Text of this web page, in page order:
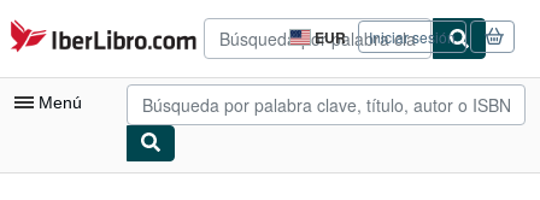
Pasar al contenido principal
IberLibro.com EUR
Preferencias
de
compra
del
Iniciar sesión
Menú